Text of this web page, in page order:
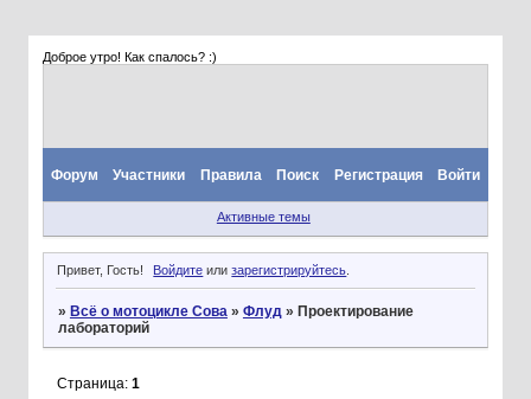
Доброе утро! Как спалось? :)
Форум Участники Правила Поиск Регистрация Войти
Активные темы
Привет, Гость! Войдите илизарегистрируйтесь.
» Всё о мотоцикле Сова » Флуд » Проектирование
лабораторий
Страница: 1